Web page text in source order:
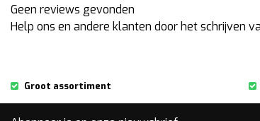
Geen reviews gevonden
Help ons en andere klanten door het schrijven
Groot assortiment